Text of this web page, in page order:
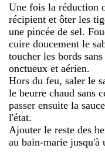
Une fois la réduction
récipient et ôter les
une pincée de sel.
cuire doucement le
toucher les bords
onctueux et aérien.
Hors du feu, saler le
le beurre chaud sans
passer ensuite la
l'état.
Ajouter le reste des
au bain-marie jusqu'à